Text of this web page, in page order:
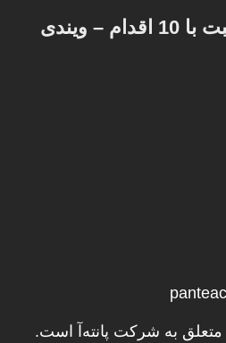
کتاب صوتی زندگی مثبت با 10 اقدام – ویندی
به شرکت پانته‌آ است.